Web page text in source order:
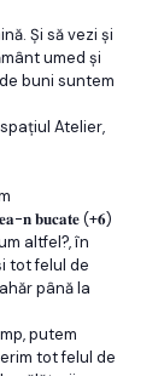
Și să vezi și
umed și
buni suntem
Atelier,
𝐧 𝐛𝐮𝐜𝐚𝐭𝐞 (+𝟔)
altfel?, în
tot felul de
până la
putem
tot felul de